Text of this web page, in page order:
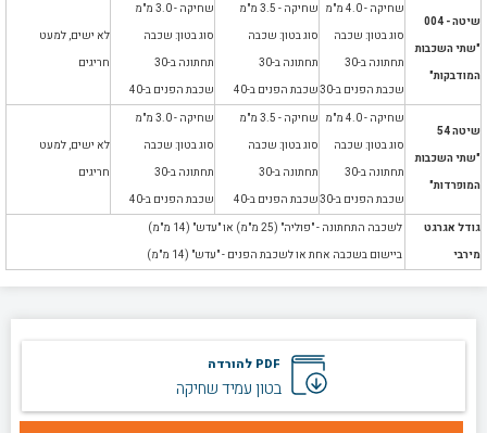
שיטה - 004
"שתי השכבות
המודבקות"
שחיקה - 4.0 מ"מ
סוג בטון: שכבה
תחתונה ב-30
שכבת הפנים ב-30
שחיקה - 3.5 מ"מ
סוג בטון: שכבה
תחתונה ב-30
שכבת הפנים ב-40
שחיקה - 3.0 מ"מ
סוג בטון: שכבה
תחתונה ב-30
שכבת הפנים ב-40
לא ישים, למעט
חריגים
שיטה 54
"שתי השכבות
המופרדות"
שחיקה - 4.0 מ"מ
סוג בטון: שכבה
תחתונה ב-30
שכבת הפנים ב-30
שחיקה - 3.5 מ"מ
סוג בטון: שכבה
תחתונה ב-30
שכבת הפנים ב-40
שחיקה - 3.0 מ"מ
סוג בטון: שכבה
תחתונה ב-30
שכבת הפנים ב-40
לא ישים, למעט
חריגים
גודל אגרגט
מירבי
לשכבה התחתונה - "פוליה" (25 מ"מ) או "עדש" (
14 מ"מ)
ביישום בשכבה אחת או לשכבת הפנים -"עדש" (14 מ"מ)
PDF להורדה
בטון עמיד שחיקה